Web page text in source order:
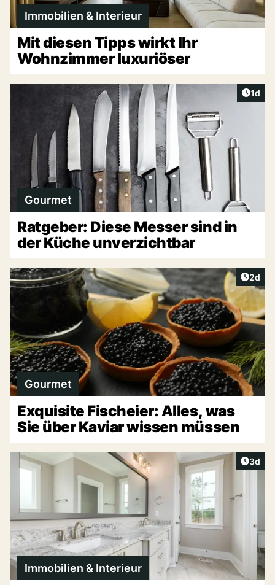
Immobilien & Interieur
Mit diesen Tipps wirkt Ihr
Wohnzimmer luxuriöser
1d
Gourmet
Ratgeber: Diese Messer sind in
der Küche unverzichtbar
2d
Gourmet
Exquisite Fischeier: Alles, was
Sie über Kaviar wissen müssen
3d
Immobilien & Interieur